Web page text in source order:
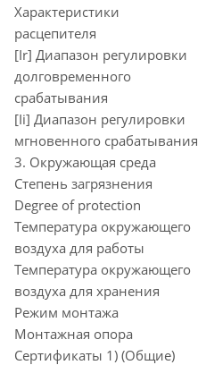
Характеристики
расцепителя
[Ir] Диапазон регулировки
долговременного
срабатывания
[Ii] Диапазон регулировки
мгновенного срабатывания
3. Окружающая среда
Степень загрязнения
Degree of protection
Температура окружающего
воздуха для работы
Температура окружающего
воздуха для хранения
Режим монтажа
Монтажная опора
Сертификаты 1) (Общие)